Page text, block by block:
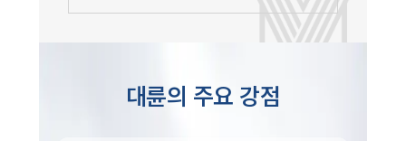
대륜의 주요 강점